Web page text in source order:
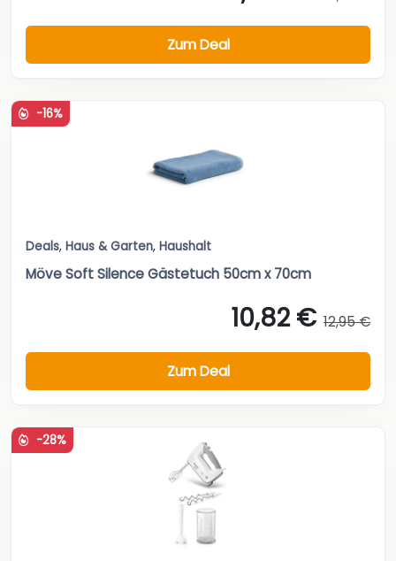
Zum Deal
-16%
Deals, Haus & Garten, Haushalt
Möve Soft Silence Gästetuch 50cm x 70cm
10,82 € 12,95 €
Zum Deal
-28%